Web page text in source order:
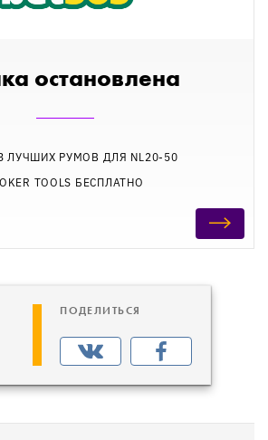
остановлена
ЛУЧШИХ РУМОВ ДЛЯ NL20-50
TOOLS БЕСПЛАТНО
ПОДЕЛИТЬСЯ